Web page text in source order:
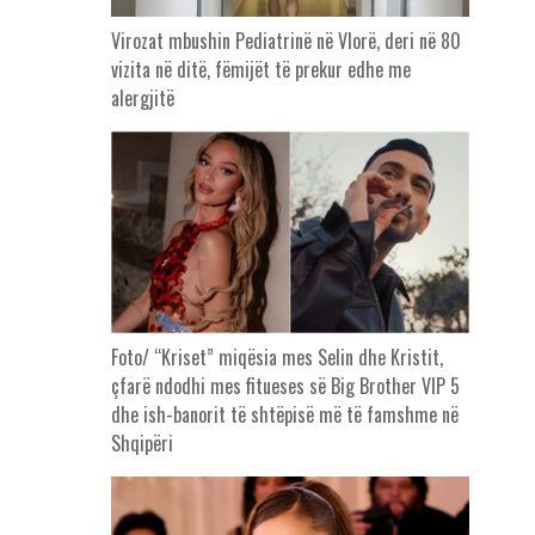
Virozat mbushin Pediatrinë në Vlorë, deri në 80
vizita në ditë, fëmijët të prekur edhe me
alergjitë
Foto/ “Kriset” miqësia mes Selin dhe Kristit,
çfarë ndodhi mes fitueses së Big Brother VIP 5
dhe ish-banorit të shtëpisë më të famshme në
Shqipëri